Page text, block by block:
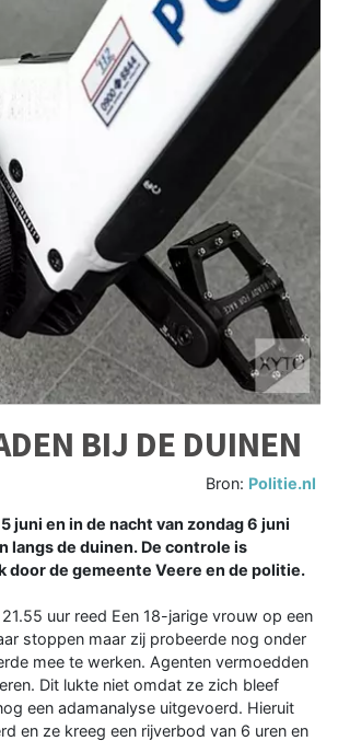
BIJ DE DUINEN
Bron: Politie.nl
juni en in de nacht van zondag 6 juni
de duinen. De controle is
door de gemeente Veere en de politie.
uur reed Een 18-jarige vrouw op een
stoppen maar zij probeerde nog onder
mee te werken. Agenten vermoedden
Dit lukte niet omdat ze zich bleef
een adamanalyse uitgevoerd. Hieruit
en ze kreeg een rijverbod van 6 uren en